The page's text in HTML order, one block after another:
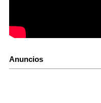
Anuncios